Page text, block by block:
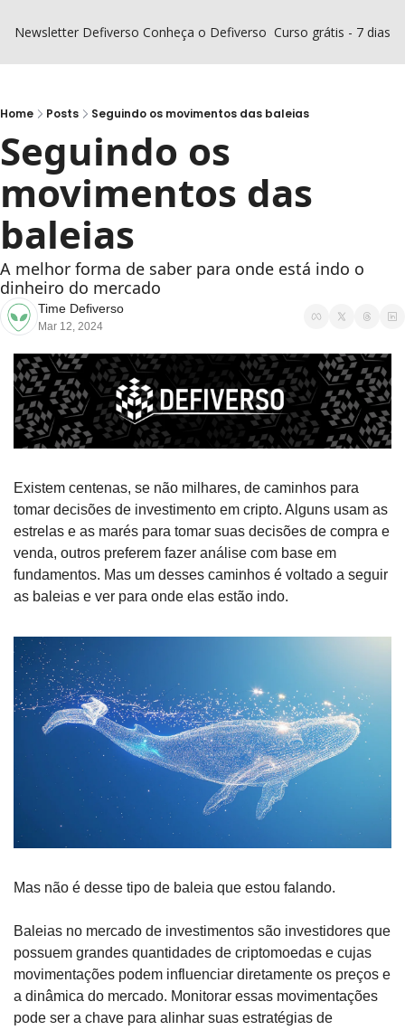
Newsletter Defiverso Conheça o Defiverso Curso grátis - 7 dias
Home Posts Seguindo os movimentos das baleias
Seguindo os
movimentos das
baleias
A melhor forma de saber para onde está indo o
dinheiro do mercado
Time Defiverso
Mar 12, 2024
Existem centenas, se não milhares, de caminhos para
tomar decisões de investimento em cripto. Alguns usam as
estrelas e as marés para tomar suas decisões de compra e
venda, outros preferem fazer análise com base em
fundamentos. Mas um desses caminhos é voltado a seguir
as baleias e ver para onde elas estão indo.
Mas não é desse tipo de baleia que estou falando.
Baleias no mercado de investimentos são investidores que
possuem grandes quantidades de criptomoedas e cujas
movimentações podem influenciar diretamente os preços e
a dinâmica do mercado. Monitorar essas movimentações
pode ser a chave para alinhar suas estratégias de